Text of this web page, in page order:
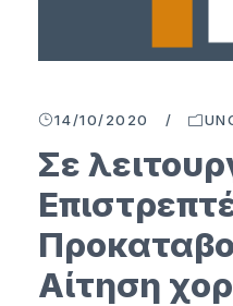
14/10/2020 /
Σε
Αίτηση